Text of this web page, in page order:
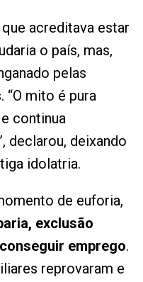
acreditava estar
o país, mas,
pelas
“O mito é pura
continua
declarou, deixando
idolatria.
de euforia,
exclusão
emprego.
reprovaram e